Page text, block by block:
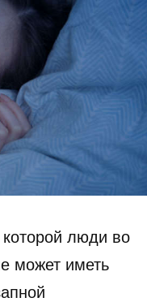
люди во
может иметь